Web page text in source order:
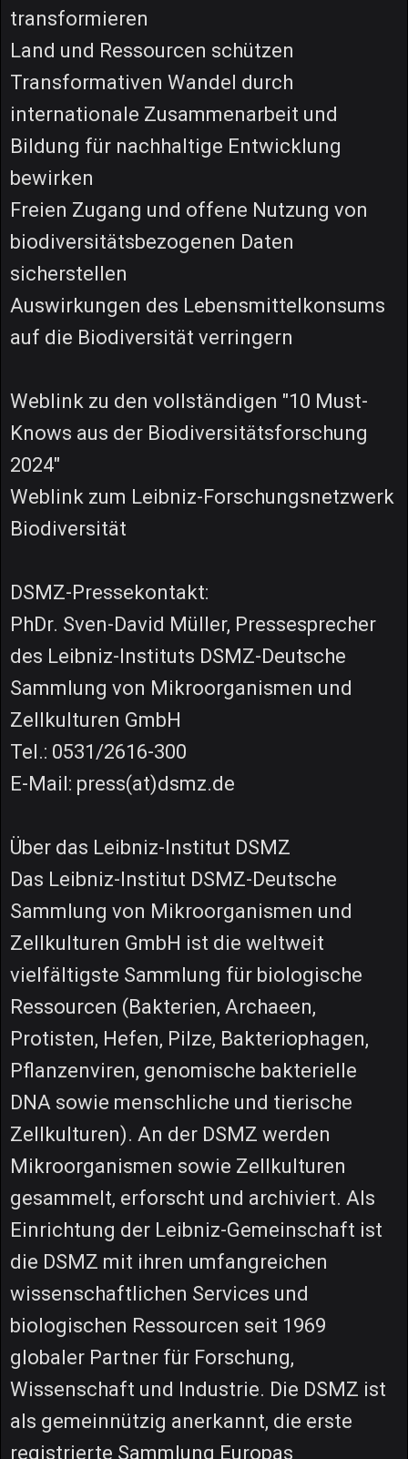
transformieren
Land und Ressourcen schützen
Transformativen Wandel durch
internationale Zusammenarbeit und
Bildung für nachhaltige Entwicklung
bewirken
Freien Zugang und offene Nutzung von
biodiversitätsbezogenen Daten
sicherstellen
Auswirkungen des Lebensmittelkonsums
auf die Biodiversität verringern
Weblink zu den vollständigen "10 Must-
Knows aus der Biodiversitätsforschung
2024"
Weblink zum Leibniz-Forschungsnetzwerk
Biodiversität
DSMZ-Pressekontakt:
PhDr. Sven-David Müller, Pressesprecher
des Leibniz-Instituts DSMZ-Deutsche
Sammlung von Mikroorganismen und
Zellkulturen GmbH
Tel.: 0531/2616-300
E-Mail: press(at)dsmz.de
Über das Leibniz-Institut DSMZ
Das Leibniz-Institut DSMZ-Deutsche
Sammlung von Mikroorganismen und
Zellkulturen GmbH ist die weltweit
vielfältigste Sammlung für biologische
Ressourcen (Bakterien, Archaeen,
Protisten, Hefen, Pilze, Bakteriophagen,
Pflanzenviren, genomische bakterielle
DNA sowie menschliche und tierische
Zellkulturen). An der DSMZ werden
Mikroorganismen sowie Zellkulturen
gesammelt, erforscht und archiviert. Als
Einrichtung der Leibniz-Gemeinschaft ist
die DSMZ mit ihren umfangreichen
wissenschaftlichen Services und
biologischen Ressourcen seit 1969
globaler Partner für Forschung,
Wissenschaft und Industrie. Die DSMZ ist
als gemeinnützig anerkannt, die erste
registrierte Sammlung Europas